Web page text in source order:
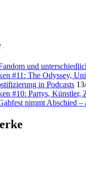
und
#11: The Odyssey,
in Podcasts
#10: Partys, Künstler,
nimmt Abschied –